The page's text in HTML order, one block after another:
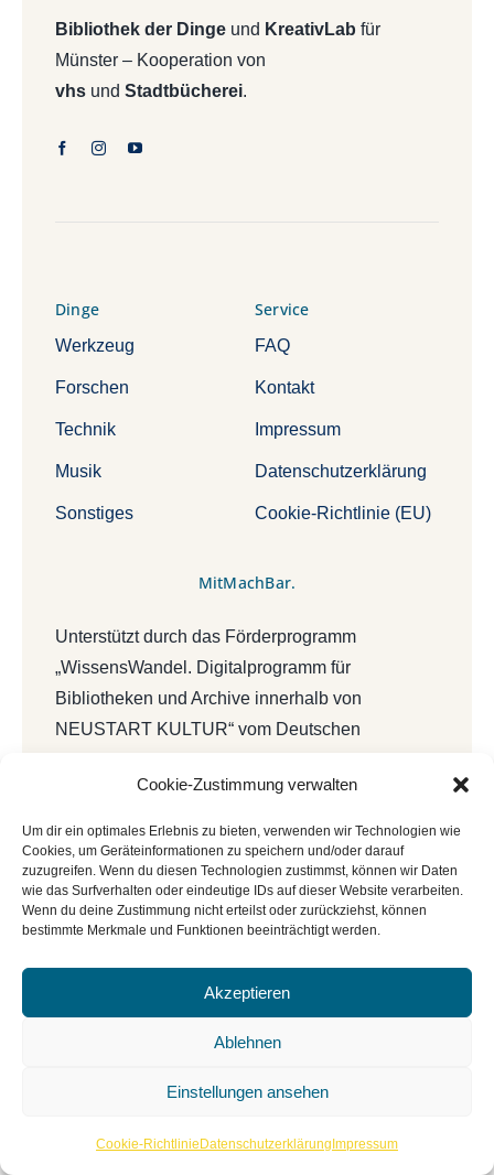
Cookie-Zustimmung verwalten
Um dir ein optimales Erlebnis zu bieten, verwenden wir Technologien wie
Cookies, um Geräteinformationen zu speichern und/oder darauf
zuzugreifen. Wenn du diesen Technologien zustimmst, können wir Daten
wie das Surfverhalten oder eindeutige IDs auf dieser Website verarbeiten.
Wenn du deine Zustimmung nicht erteilst oder zurückziehst, können
bestimmte Merkmale und Funktionen beeinträchtigt werden.
Akzeptieren
Ablehnen
Einstellungen ansehen
Cookie-Richtlinie Datenschutzerklärung Impressum
Bibliothek der Dingeund KreativLab für
Münster – Kooperation von
vhsund Stadtbücherei.
Dinge
Werkzeug
Forschen
Technik
Musik
Sonstiges
Service
FAQ
Kontakt
Impressum
Datenschutzerklärung
Cookie-Richtlinie (EU)
MitMachBar.
Unterstützt durch das Förderprogramm
„WissensWandel. Digitalprogramm für
Bibliotheken und Archive innerhalb von
NEUSTART KULTUR“ vom Deutschen
der Bundesregierung für Kultur und Medien
(BKM).